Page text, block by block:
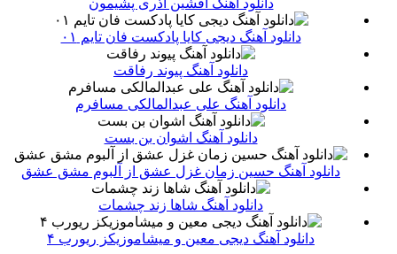
دانلود آهنگ افشین آذری پشیمون
دانلود آهنگ دیجی کایا پادکست فان تایم ۰۱
دانلود آهنگ پیوند رفاقت
دانلود آهنگ علی عبدالمالکی مسافرم
دانلود آهنگ اشوان بن بست
دانلود آهنگ حسین زمان غزل عشق از آلبوم مشق عشق
دانلود آهنگ شاها زند چشمات
دانلود آهنگ دیجی معین و میشاموزیکز ریورب ۴